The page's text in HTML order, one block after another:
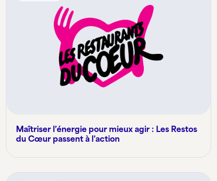
Maîtriser l’énergie pour mieux agir : Les Restos
du Cœur passent à l’action